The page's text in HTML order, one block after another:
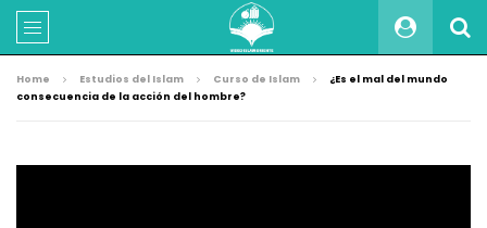
Home Estudios del Islam Curso de Islam
¿Es el mal del mundo
consecuencia de la acción del hombre?